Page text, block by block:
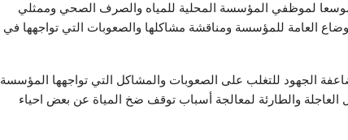
لموظفي المؤسسة المحلية للمياه والصرف الصحي وممثلي
العامة للمؤسسة ومناقشة مشاكلها والصعوبات التي تواجهها في
الجهود للتغلب على الصعوبات والمشاكل التي تواجهها المؤسسة
والطارئة لمعالجة أسباب توقف ضخ المياة عن بعض احياء